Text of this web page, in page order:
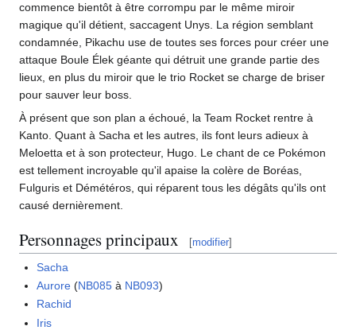
commence bientôt à être corrompu par le même miroir
magique qu'il détient, saccagent Unys. La région semblant
condamnée, Pikachu use de toutes ses forces pour créer une
attaque Boule Élek géante qui détruit une grande partie des
lieux, en plus du miroir que le trio Rocket se charge de briser
pour sauver leur boss.
À présent que son plan a échoué, la Team Rocket rentre à
Kanto. Quant à Sacha et les autres, ils font leurs adieux à
Meloetta et à son protecteur, Hugo. Le chant de ce Pokémon
est tellement incroyable qu'il apaise la colère de Boréas,
Fulguris et Démétéros, qui réparent tous les dégâts qu'ils ont
causé dernièrement.
Personnages principaux [modifier]
Sacha
Aurore (NB085 à NB093)
Rachid
Iris